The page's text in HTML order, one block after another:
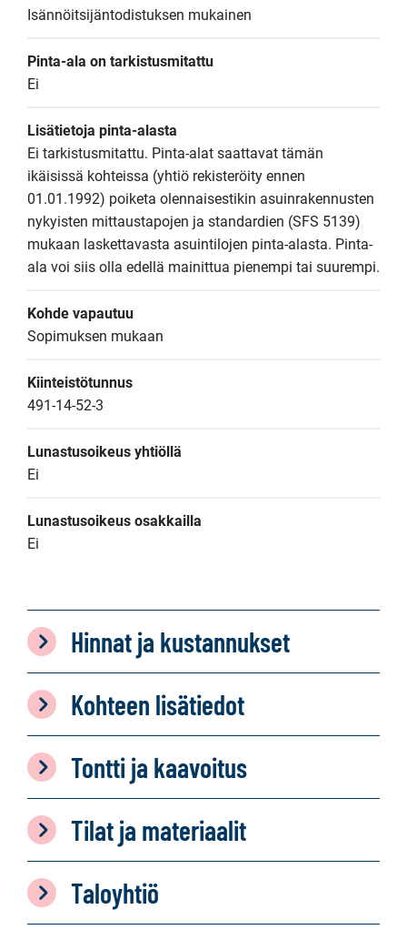
Isännöitsijäntodistuksen mukainen
Pinta-ala on tarkistusmitattu
Ei
Lisätietoja pinta-alasta
Ei tarkistusmitattu. Pinta-alat saattavat tämän
ikäisissä kohteissa (yhtiö rekisteröity ennen
01.01.1992) poiketa olennaisestikin asuinrakennusten
nykyisten mittaustapojen ja standardien (SFS 5139)
mukaan laskettavasta asuintilojen pinta-alasta. Pinta-
ala voi siis olla edellä mainittua pienempi tai suurempi.
Kohde vapautuu
Sopimuksen mukaan
Kiinteistötunnus
491-14-52-3
Lunastusoikeus yhtiöllä
Ei
Lunastusoikeus osakkailla
Ei
Hinnat ja kustannukset
Kohteen lisätiedot
Tontti ja kaavoitus
Tilat ja materiaalit
Taloyhtiö